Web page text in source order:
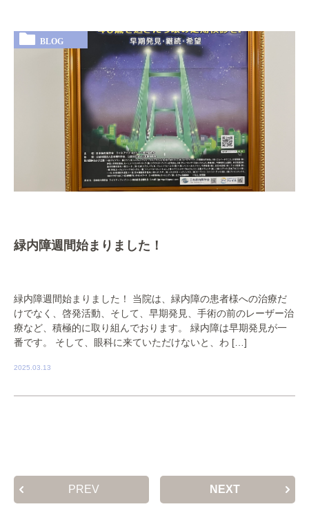
BLOG
緑内障週間始まりました！
緑内障週間始まりました！ 当院は、緑内障の患者様への治療だ
けでなく、啓発活動、そして、早期発見、手術の前のレーザー治
療など、積極的に取り組んでおります。 緑内障は早期発見が一
番です。 そして、眼科に来ていただけないと、わ […]
2025.03.13
PREV NEXT